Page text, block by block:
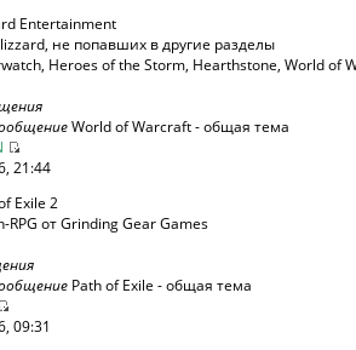
Entertainment
не попавших в другие разделы
, Heroes of the Storm, Hearthstone, World of
World of Warcraft - общая тема
21:44
Exile 2
от Grinding Gear Games
Path of Exile - общая тема
09:31